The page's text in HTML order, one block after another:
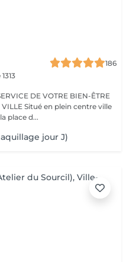
186
DE VOTRE BIEN-ÊTRE
ville
place d...
jour J)